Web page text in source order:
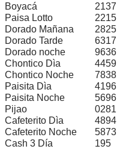
Boyacá
2137
Paisa Lotto
2215
Dorado Mañana
2825
Dorado Tarde
6317
Dorado noche
9636
Chontico Dìa
4459
Chontico Noche
7838
Paisita Dìa
4196
Paisita Noche
5696
Pijao
0281
Cafeterito Dìa
4894
Cafeterito Noche
5873
Cash 3 Día
195